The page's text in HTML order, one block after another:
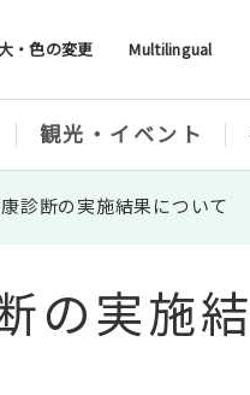
・色の変更 Multilingual
観光・イベント
診断の実施結果について
の実施